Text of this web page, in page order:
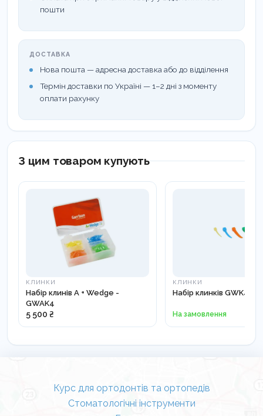
Матриці Bioclear Anterior HD призначені для
закриття великих «чорних трикутників» за
наявності контактного пункту між зубами і не
застосовуються для закриття повних діастем, де
контакт відсутній.
пошти
ДОСТАВКА
Нова пошта — адресна доставка або до відділення
Термін доставки по Україні — 1–2 дні з моменту
оплати рахунку
З цим товаром купують
КЛИНКИ
Набір клинів A + Wedge -
GWAK4
5 500 ₴
КЛИНКИ
Набір клинків GWK4 -
На замовлення
Курс для ортодонтів та ортопедів
Стоматологічні інструменти